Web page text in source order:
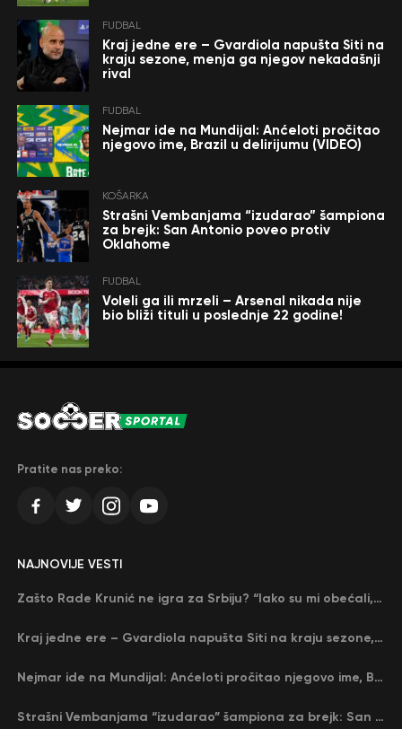
FUDBAL
Kraj jedne ere – Gvardiola napušta Siti na
kraju sezone, menja ga njegov nekadašnji
rival
FUDBAL
Nejmar ide na Mundijal: Anćeloti pročitao
njegovo ime, Brazil u delirijumu (VIDEO)
KOŠARKA
Strašni Vembanjama “izudarao” šampiona
za brejk: San Antonio poveo protiv
Oklahome
FUDBAL
Voleli ga ili mrzeli – Arsenal nikada nije
bio bliži tituli u poslednje 22 godine!
Pratite nas preko:
NAJNOVIJE VESTI
Zašto Rade Krunić ne igra za Srbiju? “Iako su mi obećali, niko me nije zvao…”
Kraj jedne ere – Gvardiola napušta Siti na kraju sezone, menja ga njegov nekadašnji rival
Nejmar ide na Mundijal: Anćeloti pročitao njegovo ime, Brazil u delirijumu (VIDEO)
Strašni Vembanjama “izudarao” šampiona za brejk: San Antonio poveo protiv Oklahome